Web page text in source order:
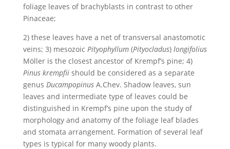
foliage leaves of brachyblasts in contrast to other
Pinaceae;
2) these leaves have a net of transversal anastomotic
veins; 3) mesozoic Pityophyllum (Pityocladus) longifolius
Möller is the closest ancestor of Krempf’s pine; 4)
Pinus krempfii should be considered as a separate
genus Ducampopinus A.Chev. Shadow leaves, sun
leaves and intermediate type of leaves could be
distinguished in Krempf’s pine upon the study of
morphology and anatomy of the foliage leaf blades
and stomata arrangement. Formation of several leaf
types is typical for many woody plants.